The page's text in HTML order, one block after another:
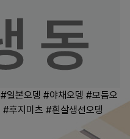
#일본오뎅 #야채오뎅 #모듬오
#후지미츠 #흰살생선오뎅